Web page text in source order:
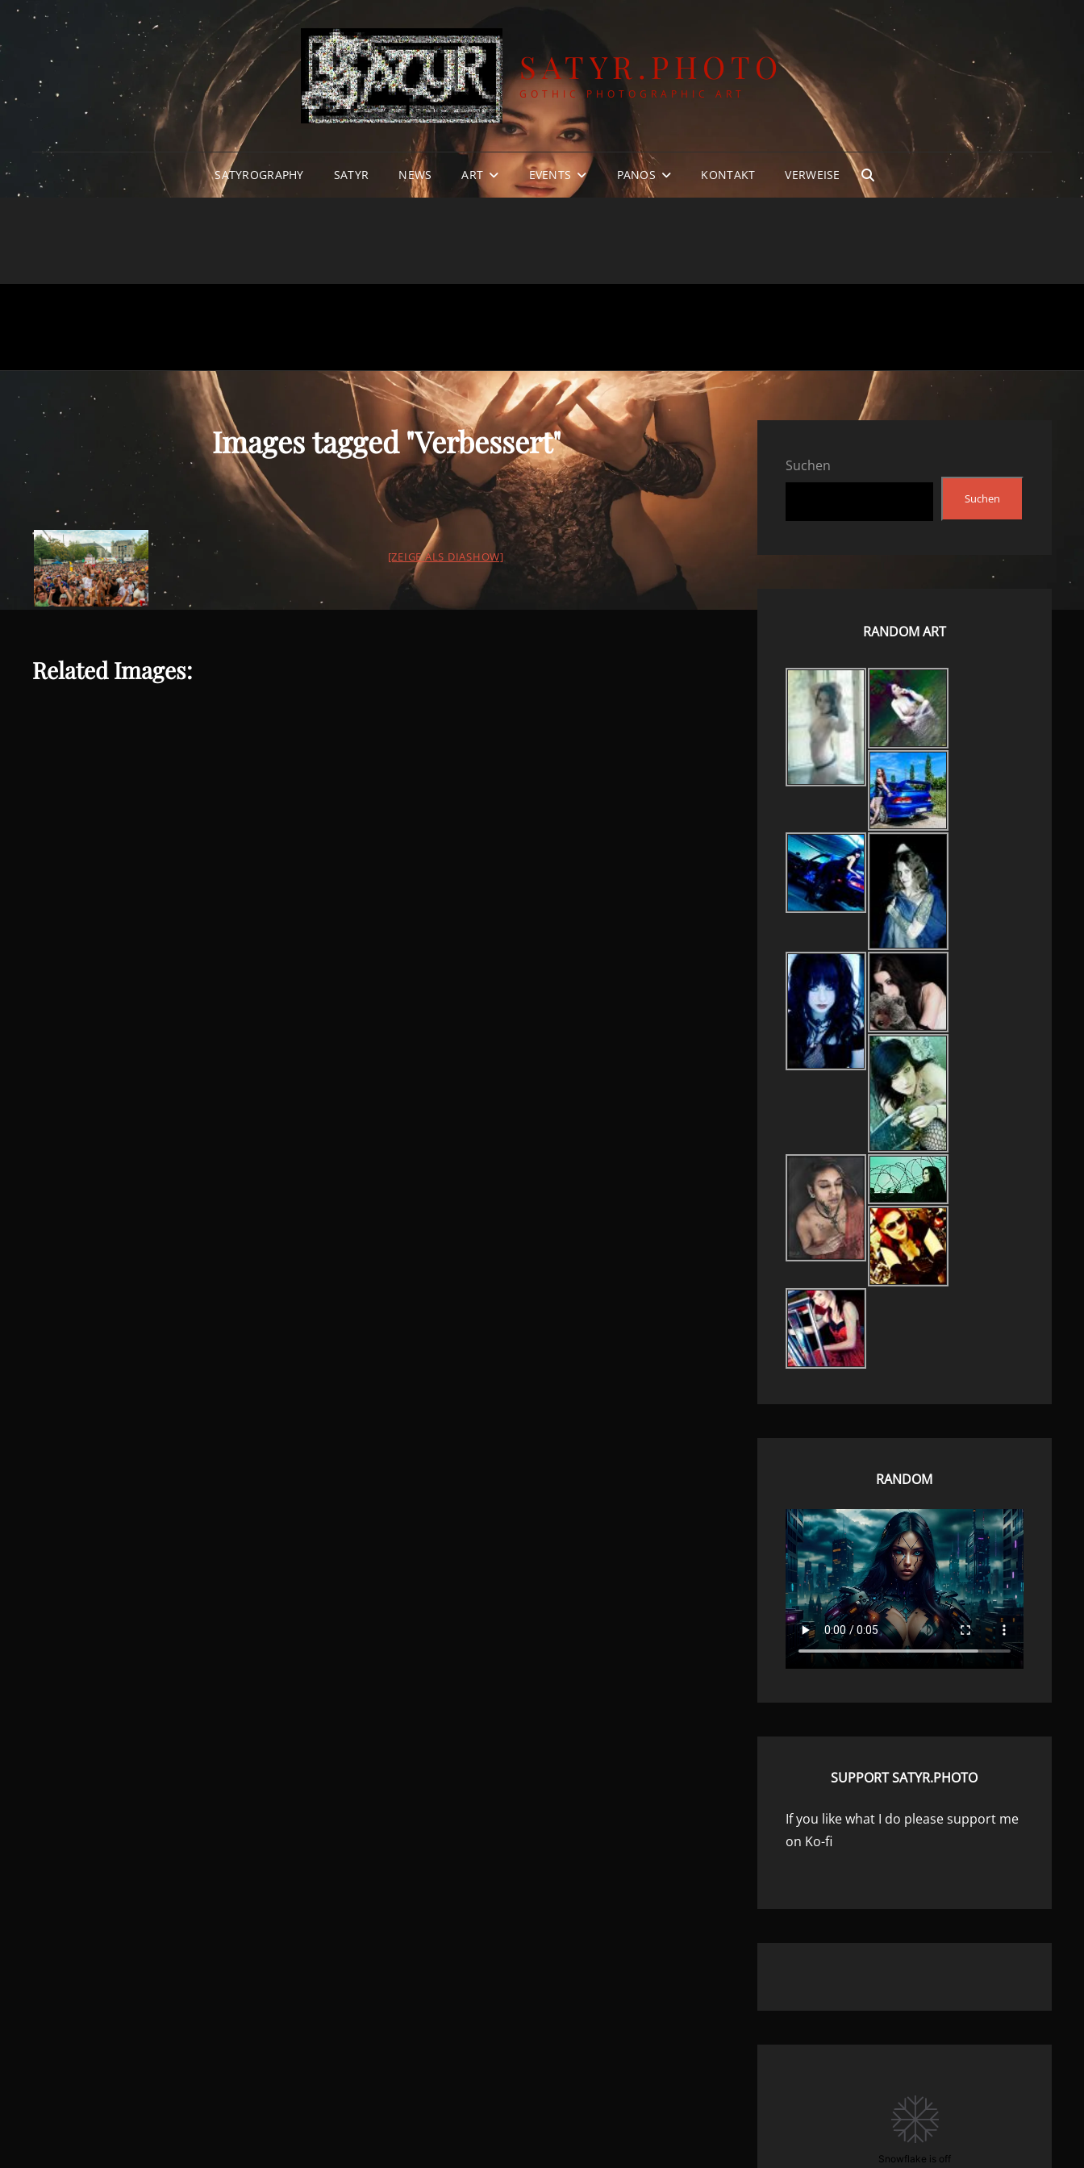
SATYR.PHOTO
GOTHIC PHOTOGRAPHIC ART
SATYROGRAPHY SATYR NEWS ART EVENTS PANOS KONTAKT VERWEISE
SEARCH
Images tagged "Verbessert"
[ZEIGE ALS DIASHOW]
Related Images:
Suchen
Suchen
RANDOM ART
RANDOM
SUPPORT SATYR.PHOTO
If you like what I do please support me
on Ko-fi